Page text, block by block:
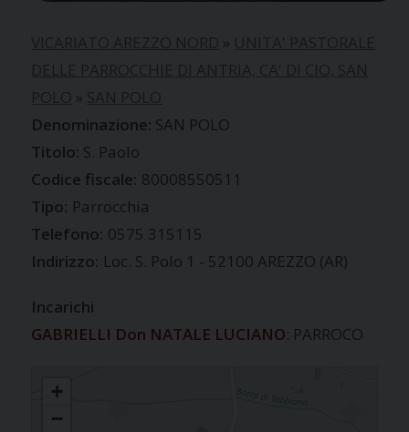
»
»
SAN POLO
S. Paolo
Codice fiscale: 80008550511
Tipo: Parrocchia
Telefono: 0575 315115
Indirizzo: Loc. S. Polo 1 - 52100 AREZZO (AR)
Incarichi
GABRIELLI Don NATALE LUCIANO: PARROCO
+
−